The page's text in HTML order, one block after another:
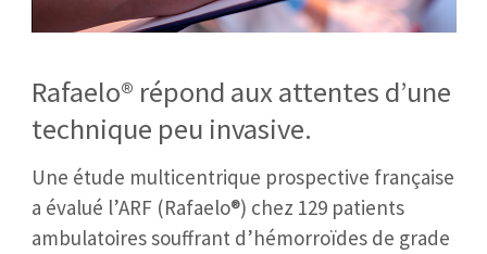
Rafaelo® répond aux attentes d’une
technique peu invasive.
Une étude multicentrique prospective française
a évalué l’ARF (Rafaelo®) chez 129 patients
ambulatoires souffrant d’hémorroïdes de grade